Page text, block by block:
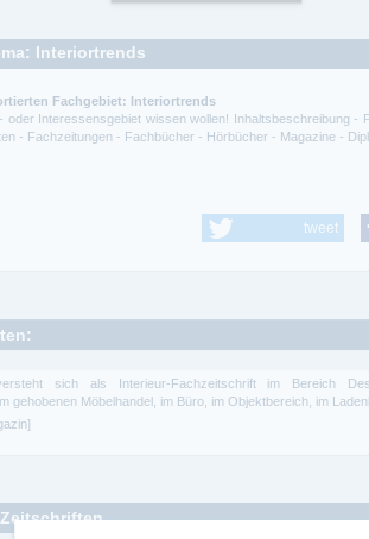
Interiortrends
Fachgebiet: Interiortrends
oder Interessensgebiet wissen wollen! Inhaltsbeschreibung -
- Fachzeitungen - Fachbücher - Hörbücher - Magazine -
tweet
sich als Interieur-Fachzeitschrift im Bereich
gehobenen Möbelhandel, im Büro, im Objektbereich, im